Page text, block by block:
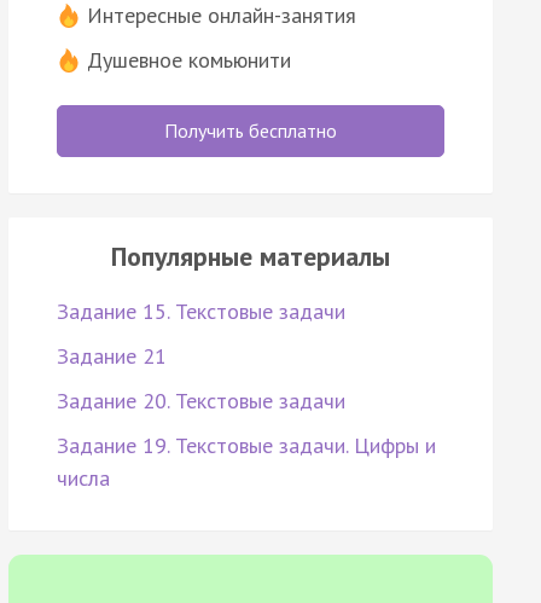
Интересные онлайн-занятия
Душевное комьюнити
Получить бесплатно
Популярные материалы
Задание 15. Текстовые задачи
Задание 21
Задание 20. Текстовые задачи
Задание 19. Текстовые задачи. Цифры и
числа